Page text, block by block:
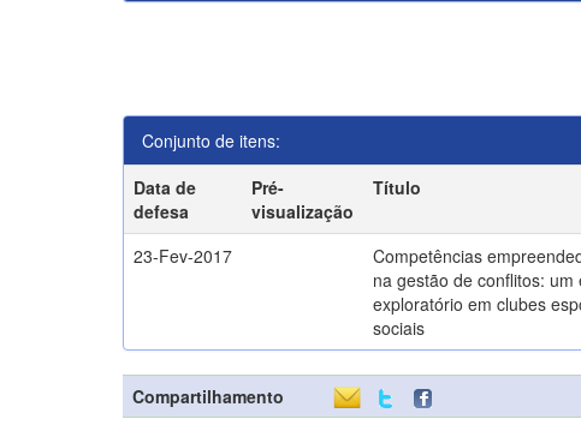
Conjunto de itens:
Data de
defesa
Pré-
visualização
Título
23-Fev-2017
Competências
na gestão de conflitos: um
exploratório em clubes
sociais
Compartilhamento